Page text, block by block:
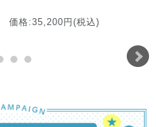
価格:35,200円(税込)